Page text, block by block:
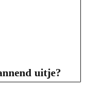
uitje?